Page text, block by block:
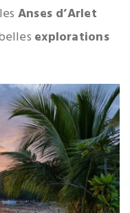
Anses d’Arlet
explorations